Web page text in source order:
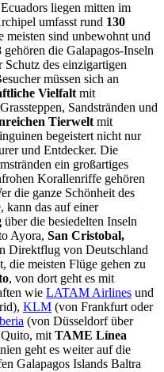
liegen mitten im
umfasst rund 130
meisten sind unbewohnt und
die Galapagos-Inseln
Schutz des einzigartigen
müssen sich an
Vielfalt mit
Sandstränden und
Tierwelt mit
begeistert nicht nur
und Entdecker. Die
ein großartiges
Korallenriffe gehören
die ganze Schönheit des
kann das auf einer
über die besiedelten Inseln
Ayora, San Cristobal,
Direktflug von Deutschland
die meisten Flüge gehen zu
, von dort geht es mit
wie LATAM Airlines und
KLM (von Frankfurt oder
(von Düsseldorf über
mit TAME Línea
geht es weiter auf die
Galapagos Islands Baltra